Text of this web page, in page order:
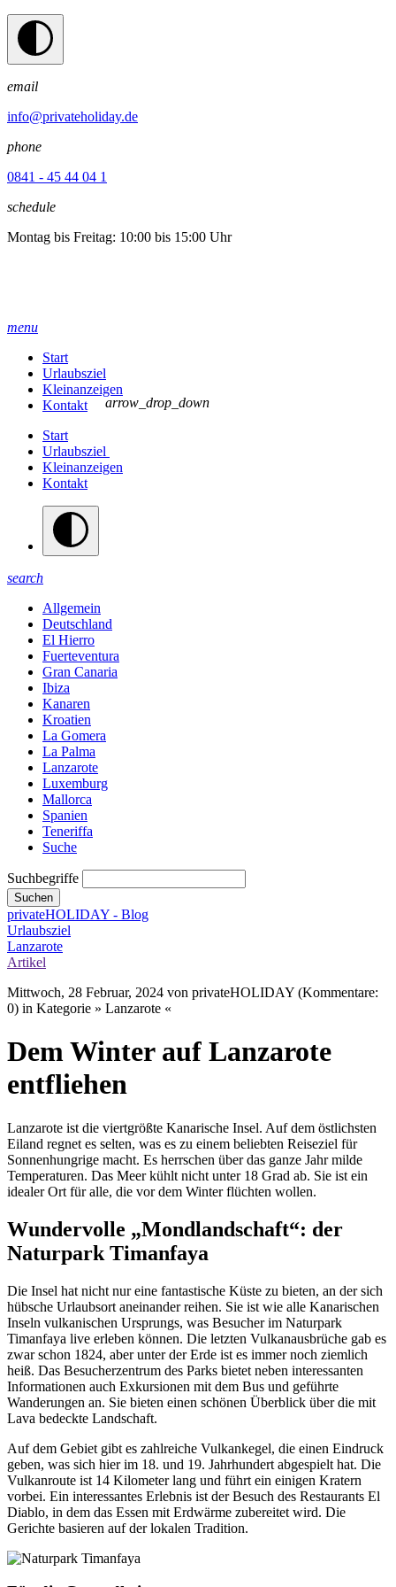
email
info@privateholiday.de
phone
0841 - 45 44 04 1
schedule
Montag bis Freitag: 10:00 bis 15:00 Uhr
menu
Start
Urlaubsziel
Kleinanzeigen
Kontakt
Start
Urlaubsziel
arrow_drop_down
Kleinanzeigen
Kontakt
search
Allgemein
Deutschland
El Hierro
Fuerteventura
Gran Canaria
Ibiza
Kanaren
Kroatien
La Gomera
La Palma
Lanzarote
Luxemburg
Mallorca
Spanien
Teneriffa
Suche
Suchbegriffe
Suchen
privateHOLIDAY - Blog
Urlaubsziel
Lanzarote
Artikel
Mittwoch, 28 Februar, 2024 von privateHOLIDAY (Kommentare:
0) in Kategorie » Lanzarote «
Dem Winter auf Lanzarote
entfliehen
Lanzarote ist die viertgrößte Kanarische Insel. Auf dem östlichsten
Eiland regnet es selten, was es zu einem beliebten Reiseziel für
Sonnenhungrige macht. Es herrschen über das ganze Jahr milde
Temperaturen. Das Meer kühlt nicht unter 18 Grad ab. Sie ist ein
idealer Ort für alle, die vor dem Winter flüchten wollen.
Wundervolle „Mondlandschaft“: der
Naturpark Timanfaya
Die Insel hat nicht nur eine fantastische Küste zu bieten, an der sich
hübsche Urlaubsort aneinander reihen. Sie ist wie alle Kanarischen
Inseln vulkanischen Ursprungs, was Besucher im Naturpark
Timanfaya live erleben können. Die letzten Vulkanausbrüche gab es
zwar schon 1824, aber unter der Erde ist es immer noch ziemlich
heiß. Das Besucherzentrum des Parks bietet neben interessanten
Informationen auch Exkursionen mit dem Bus und geführte
Wanderungen an. Sie bieten einen schönen Überblick über die mit
Lava bedeckte Landschaft.
Auf dem Gebiet gibt es zahlreiche Vulkankegel, die einen Eindruck
geben, was sich hier im 18. und 19. Jahrhundert abgespielt hat. Die
Vulkanroute ist 14 Kilometer lang und führt ein einigen Kratern
vorbei. Ein interessantes Erlebnis ist der Besuch des Restaurants El
Diablo, in dem das Essen mit Erdwärme zubereitet wird. Die
Gerichte basieren auf der lokalen Tradition.